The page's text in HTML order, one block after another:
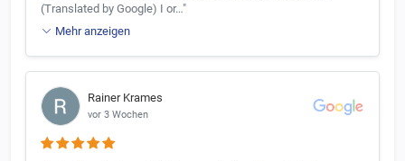
(Translated by Google) I or…"
Mehr anzeigen
Rainer Krames
vor 3 Wochen